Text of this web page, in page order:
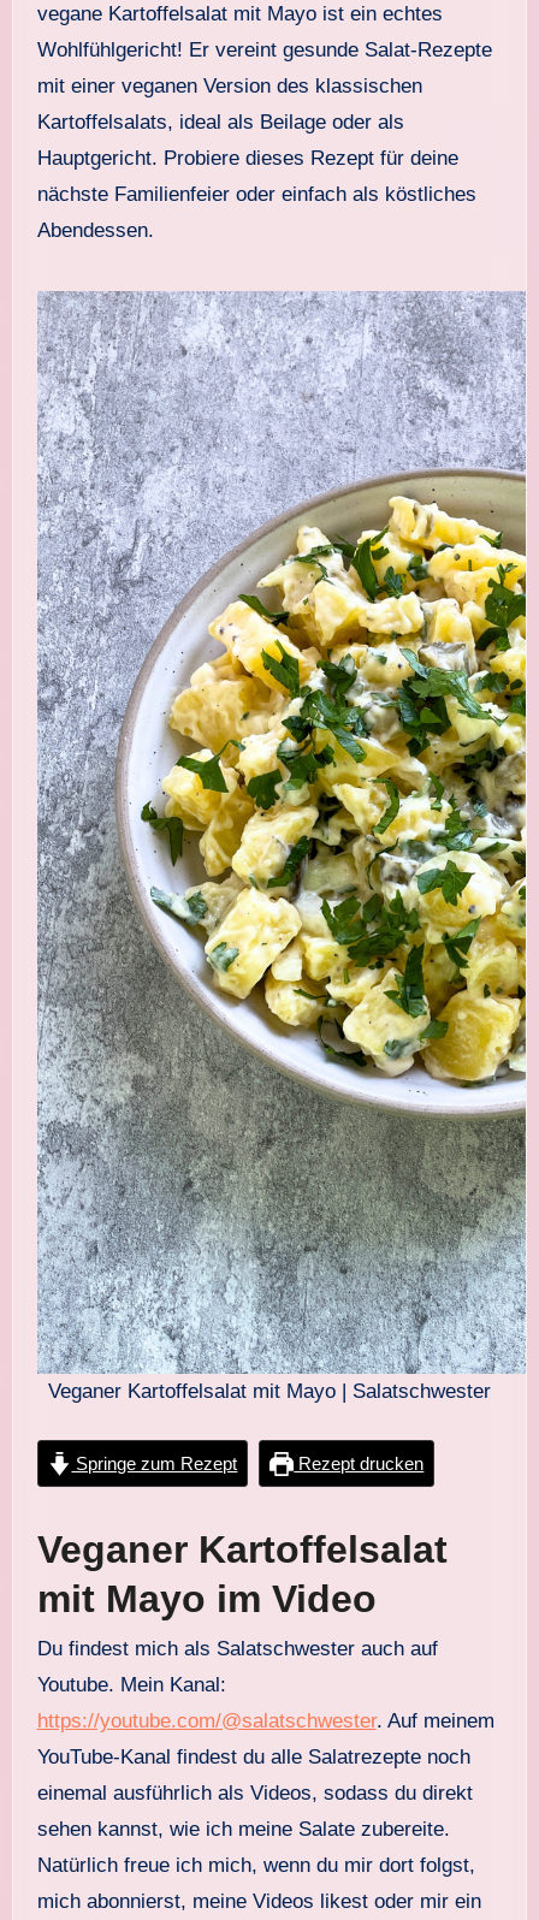
vegane Kartoffelsalat mit Mayo ist ein echtes
Wohlfühlgericht! Er vereint gesunde Salat-Rezepte
mit einer veganen Version des klassischen
Kartoffelsalats, ideal als Beilage oder als
Hauptgericht. Probiere dieses Rezept für deine
nächste Familienfeier oder einfach als köstliches
Abendessen.
Veganer Kartoffelsalat mit Mayo | Salatschwester
Springe zum Rezept Rezept drucken
Veganer Kartoffelsalat
mit Mayo im Video
Du findest mich als Salatschwester auch auf
Youtube. Mein Kanal:
https://youtube.com/@salatschwester. Auf meinem
YouTube-Kanal findest du alle Salatrezepte noch
einemal ausführlich als Videos, sodass du direkt
sehen kannst, wie ich meine Salate zubereite.
Natürlich freue ich mich, wenn du mir dort folgst,
mich abonnierst, meine Videos likest oder mir ein